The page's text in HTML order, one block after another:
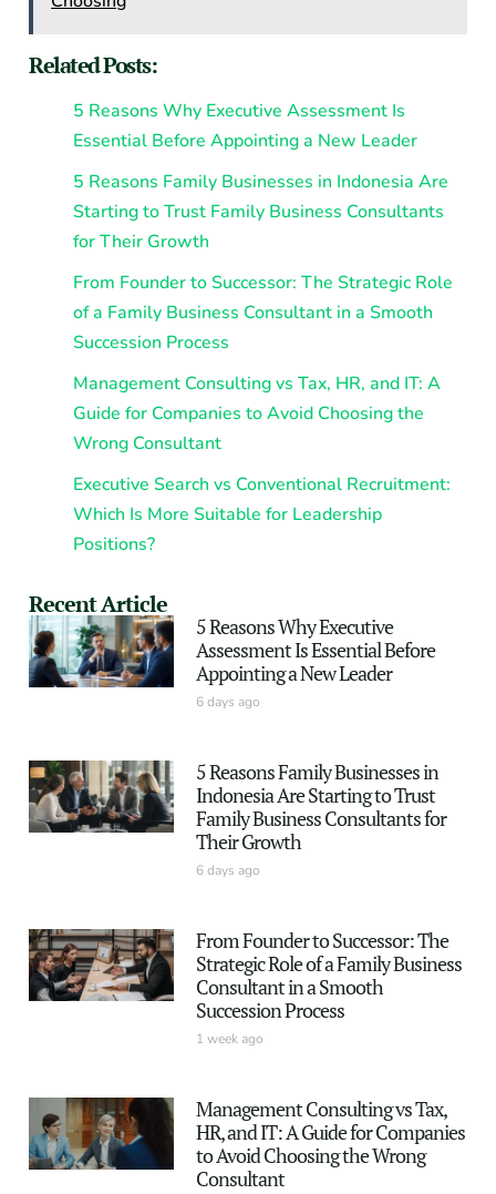
Related Posts:
5 Reasons Why Executive Assessment Is
Essential Before Appointing a New Leader
5 Reasons Family Businesses in Indonesia Are
Starting to Trust Family Business Consultants
for Their Growth
From Founder to Successor: The Strategic Role
of a Family Business Consultant in a Smooth
Succession Process
Management Consulting vs Tax, HR, and IT: A
Guide for Companies to Avoid Choosing the
Wrong Consultant
Executive Search vs Conventional Recruitment:
Which Is More Suitable for Leadership
Positions?
Recent Article
5 Reasons Why Executive
Assessment Is Essential Before
Appointing a New Leader
6 days ago
5 Reasons Family Businesses in
Indonesia Are Starting to Trust
Family Business Consultants for
Their Growth
6 days ago
From Founder to Successor: The
Strategic Role of a Family Business
Consultant in a Smooth
Succession Process
1 week ago
Management Consulting vs Tax,
HR, and IT: A Guide for Companies
to Avoid Choosing the Wrong
Consultant